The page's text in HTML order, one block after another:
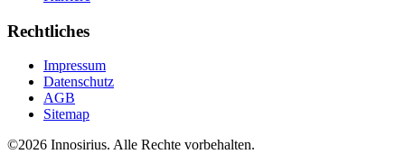
Rechtliches
Impressum
Datenschutz
AGB
Sitemap
©2026 Innosirius. Alle Rechte vorbehalten.